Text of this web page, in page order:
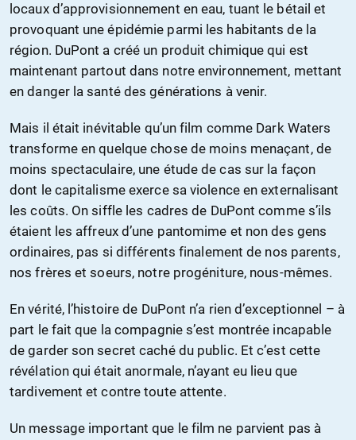
locaux d’approvisionnement en eau, tuant le bétail et
provoquant une épidémie parmi les habitants de la
région. DuPont a créé un produit chimique qui est
maintenant partout dans notre environnement, mettant
en danger la santé des générations à venir.
Mais il était inévitable qu’un film comme Dark Waters
transforme en quelque chose de moins menaçant, de
moins spectaculaire, une étude de cas sur la façon
dont le capitalisme exerce sa violence en externalisant
les coûts. On siffle les cadres de DuPont comme s’ils
étaient les affreux d’une pantomime et non des gens
ordinaires, pas si différents finalement de nos parents,
nos frères et soeurs, notre progéniture, nous-mêmes.
En vérité, l’histoire de DuPont n’a rien d’exceptionnel – à
part le fait que la compagnie s’est montrée incapable
de garder son secret caché du public. Et c’est cette
révélation qui était anormale, n’ayant eu lieu que
tardivement et contre toute attente.
Un message important que le film ne parvient pas à